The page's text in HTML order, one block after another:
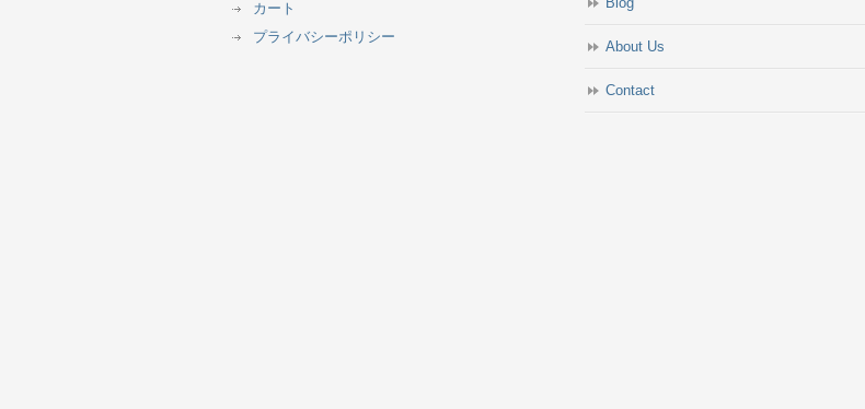
カート
プライバシーポリシー
About Us
Contact